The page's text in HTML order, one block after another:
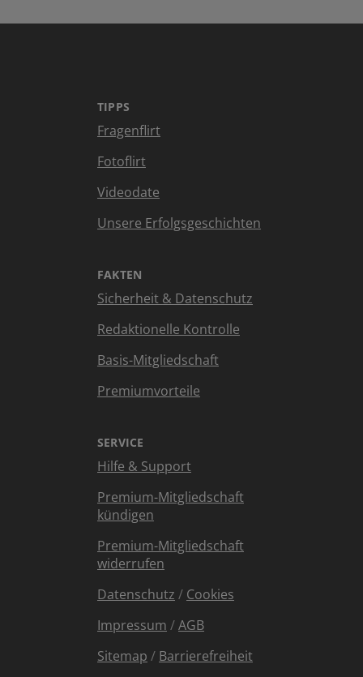
TIPPS
Fragenflirt
Fotoflirt
Videodate
Unsere Erfolgsgeschichten
FAKTEN
Sicherheit & Datenschutz
Redaktionelle Kontrolle
Basis-Mitgliedschaft
Premiumvorteile
SERVICE
Hilfe & Support
Premium-Mitgliedschaft
kündigen
Premium-Mitgliedschaft
widerrufen
Datenschutz / Cookies
Impressum /AGB
Sitemap / Barrierefreiheit